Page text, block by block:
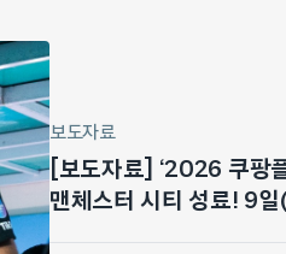
보도자료
[보도자료] ‘2026 쿠팡
맨체스터 시티 성료! 9일